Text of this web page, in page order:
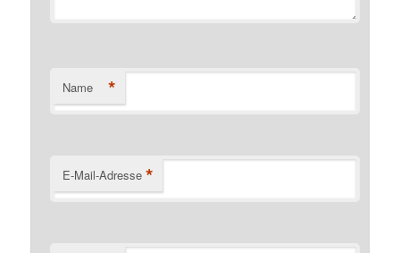
Name *
E-Mail-Adresse *